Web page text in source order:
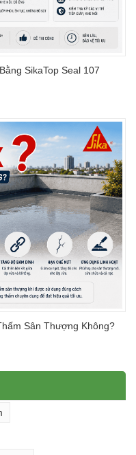
SikaTop Seal 107
Sân Thượng Không?